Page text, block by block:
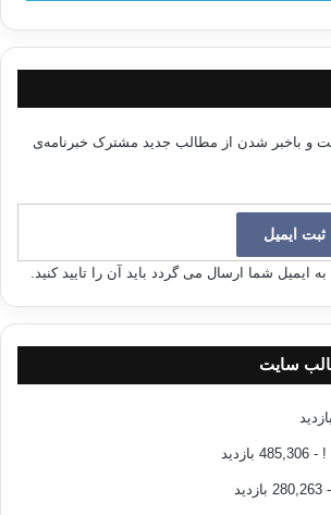
و باخبر شدن از مطالب جدید مشترک خبرنامه‌ی
ایمیل شما ارسال می گردد باید آن را تایید کنید.
سایت
! - 485,306 بازدید
- 280,263 بازدید